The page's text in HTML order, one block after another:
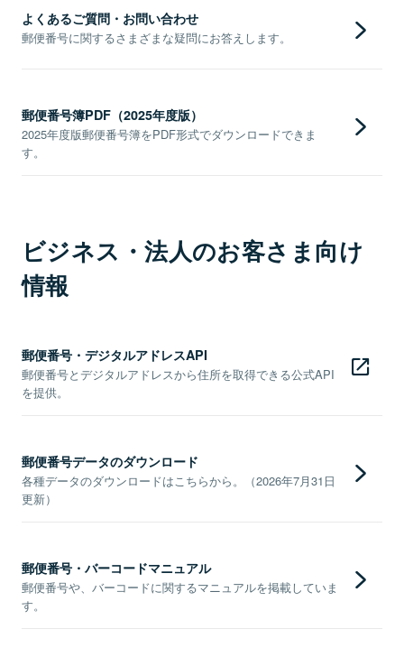
よくあるご質問・お問い合わせ
郵便番号に関するさまざまな疑問にお答えします。
郵便番号簿PDF（2025年度版）
2025年度版郵便番号簿をPDF形式でダウンロードできま
す。
ビジネス・法人のお客さま向け
情報
郵便番号・デジタルアドレスAPI
郵便番号とデジタルアドレスから住所を取得できる公式API
を提供。
郵便番号データのダウンロード
各種データのダウンロードはこちらから。（2026年7月31日
更新）
郵便番号・バーコードマニュアル
郵便番号や、バーコードに関するマニュアルを掲載していま
す。